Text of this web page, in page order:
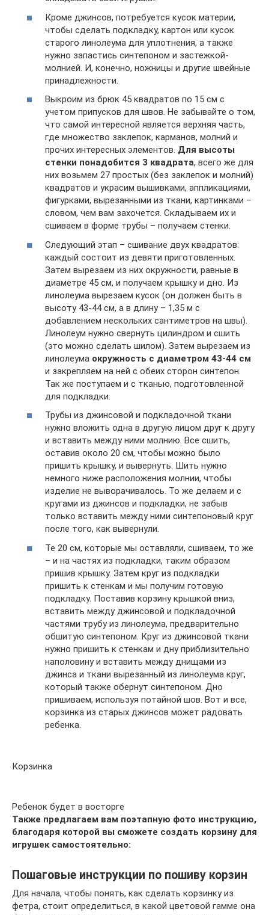
Кроме джинсов, потребуется кусок материи,
чтобы сделать подкладку, картон или кусок
старого линолеума для уплотнения, а также
нужно запастись синтепоном и застежкой-
молнией. И, конечно, ножницы и другие швейные
принадлежности.
Выкроим из брюк 45 квадратов по 15 см с
учетом припусков для швов. Не забывайте о том,
что самой интересной является верхняя часть,
где множество заклепок, карманов, молний и
прочих интересных элементов. Для высоты
стенки понадобится 3 квадрата, всего же для
них возьмем 27 простых (без заклепок и молний)
квадратов и украсим вышивками, аппликациями,
фигурками, вырезанными из ткани, картинками –
словом, чем вам захочется. Складываем их и
сшиваем в форме трубы – получаем стенки.
Следующий этап – сшивание двух квадратов:
каждый состоит из девяти приготовленных.
Затем вырезаем из них окружности, равные в
диаметре 45 см, и получаем крышку и дно. Из
линолеума вырезаем кусок (он должен быть в
высоту 43-44 см, а в длину – 1,35 м с
добавлением нескольких сантиметров на швы).
Линолеум нужно свернуть цилиндром и сшить
(это можно сделать шилом). Затем вырезаем из
линолеума окружность с диаметром 43-44 см
и закрепляем на ней с обеих сторон синтепон.
Так же поступаем и с тканью, подготовленной
для подкладки.
Трубы из джинсовой и подкладочной ткани
нужно вложить одна в другую лицом друг к другу
и вставить между ними молнию. Все сшить,
оставив около 20 см, чтобы можно было
пришить крышку, и вывернуть. Шить нужно
немного ниже расположения молнии, чтобы
изделие не выворачивалось. То же делаем и с
кругами из джинсов и подкладки, не забыв
только вставить между ними синтепоновый круг
после того, как вывернули.
Те 20 см, которые мы оставляли, сшиваем, то же
– и на частях из подкладки, таким образом
пришив крышку. Затем круг из подкладки
пришить к стенкам и мы получим готовую
подкладку. Поставив корзину крышкой вниз,
вставить между джинсовой и подкладочной
частями трубу из линолеума, предварительно
обшитую синтепоном. Круг из джинсовой ткани
нужно пришить к стенкам и дну приблизительно
наполовину и вставить между днищами из
джинса и ткани вырезанный из линолеума круг,
который также обернут синтепоном. Дно
пришиваем, используя потайной шов. Вот и все,
корзинка из старых джинсов может радовать
ребенка.
Корзинка
Ребенок будет в восторге
Также предлагаем вам поэтапную фото инструкцию,
благодаря которой вы сможете создать корзину для
игрушек самостоятельно:
Пошаговые инструкции по пошиву корзин
Для начала, чтобы понять, как сделать корзинку из
фетра, стоит определиться, в какой цветовой гамме она